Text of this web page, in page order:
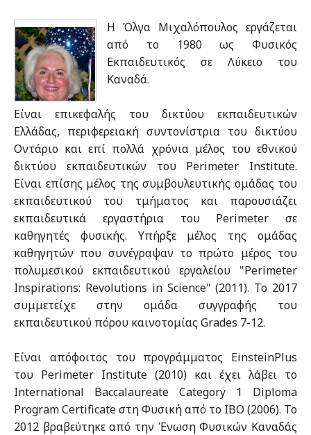
Η Όλγα Μιχαλόπουλος εργάζεται
από το 1980 ως Φυσικός
Εκπαιδευτικός σε Λύκειο του
Καναδά.
Είναι επικεφαλής του δικτύου εκπαιδευτικών
Ελλάδας, περιφερειακή συντονίστρια του δικτύου
Οντάριο και επί πολλά χρόνια μέλος του εθνικού
δικτύου εκπαιδευτικών του Perimeter Institute.
Είναι επίσης μέλος της συμβουλευτικής ομάδας του
εκπαιδευτικού του τμήματος και παρουσιάζει
εκπαιδευτικά εργαστήρια του Perimeter σε
καθηγητές φυσικής. Υπήρξε μέλος της ομάδας
καθηγητών που συνέγραψαν το πρώτο μέρος του
πολυμεσικού εκπαιδευτικού εργαλείου "Perimeter
Inspirations: Revolutions in Science" (2011). Το 2017
συμμετείχε στην ομάδα συγγραφής του
εκπαιδευτικού πόρου καινοτομίας Grades 7-12.
Είναι απόφοιτος του προγράμματος EinsteinPlus
του Perimeter Institute (2010) και έχει λάβει το
International Baccalaureate Category 1 Diploma
Program Certificate στη Φυσική από το IBO (2006). Το
2012 βραβεύτηκε από την Ένωση Φυσικών Καναδάς